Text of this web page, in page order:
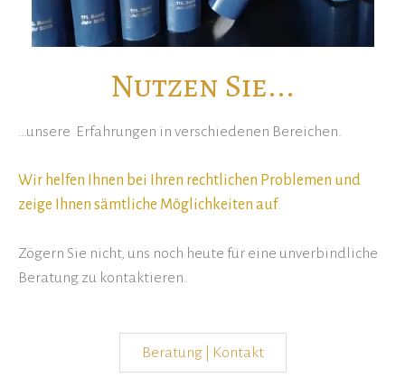
Nutzen Sie...
…unsere Erfahrungen in verschiedenen Bereichen.
Wir helfen Ihnen bei Ihren rechtlichen Problemen und
zeige Ihnen sämtliche Möglichkeiten auf.
Zögern Sie nicht, uns noch heute für eine unverbindliche
Beratung zu kontaktieren.
Beratung | Kontakt